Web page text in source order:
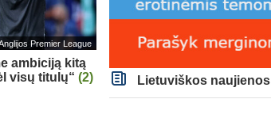
Premier League
ambiciją kitą
visų titulų“ (2) Lietuviškos naujienos